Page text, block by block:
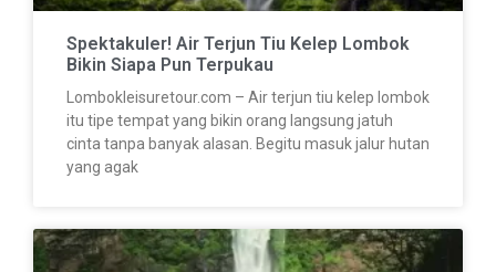
Spektakuler! Air Terjun Tiu Kelep Lombok
Bikin Siapa Pun Terpukau
Lombokleisuretour.com – Air terjun tiu kelep lombok
itu tipe tempat yang bikin orang langsung jatuh
cinta tanpa banyak alasan. Begitu masuk jalur hutan
yang agak